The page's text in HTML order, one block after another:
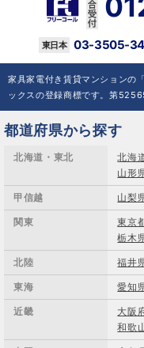
03-3505-
家具家電付き賃貸マンションの
ックスの登録商標です。第
都道府県から探す
北海道・東北 北海
山形
甲信越 山梨
関東 東京
栃木
北陸 福井
東海 愛知
近畿 大阪
和歌